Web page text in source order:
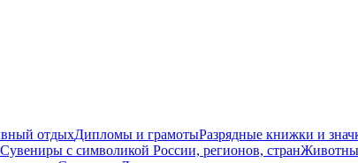
отдыхДипломы и грамотыРазрядные книжки и
Сувениры с символикой России, регионов, стран